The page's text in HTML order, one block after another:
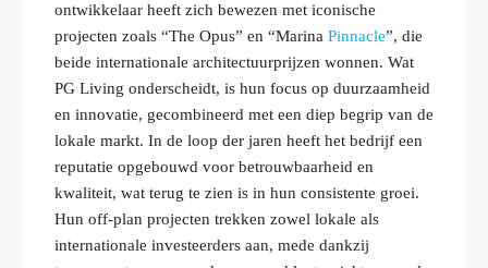
ontwikkelaar heeft zich bewezen met iconische
projecten zoals “The Opus” en “Marina Pinnacle”, die
beide internationale architectuurprijzen wonnen. Wat
PG Living onderscheidt, is hun focus op duurzaamheid
en innovatie, gecombineerd met een diep begrip van de
lokale markt. In de loop der jaren heeft het bedrijf een
reputatie opgebouwd voor betrouwbaarheid en
kwaliteit, wat terug te zien is in hun consistente groei.
Hun off-plan projecten trekken zowel lokale als
internationale investeerders aan, mede dankzij